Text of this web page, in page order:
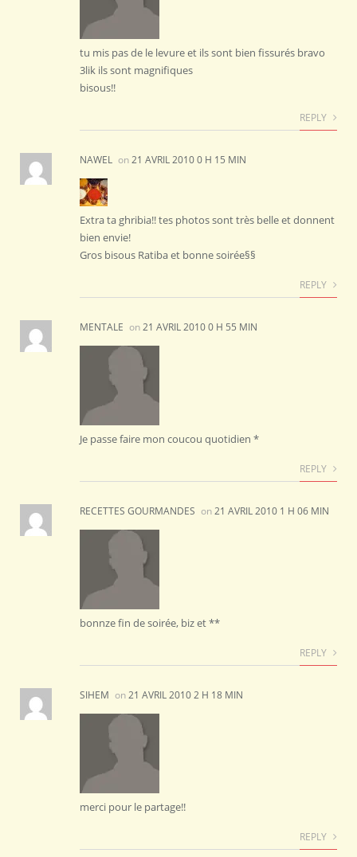
tu mis pas de le levure et ils sont bien fissurés bravo
3lik ils sont magnifiques
bisous!!
REPLY
NAWEL on21 AVRIL 2010 0 H 15 MIN
Extra ta ghribia!! tes photos sont très belle et donnent
bien envie!
Gros bisous Ratiba et bonne soirée§§
REPLY
MENTALE on21 AVRIL 2010 0 H 55 MIN
Je passe faire mon coucou quotidien *
REPLY
RECETTES GOURMANDES on21 AVRIL 2010 1 H 06 MIN
bonnze fin de soirée, biz et **
REPLY
SIHEM on21 AVRIL 2010 2 H 18 MIN
merci pour le partage!!
REPLY